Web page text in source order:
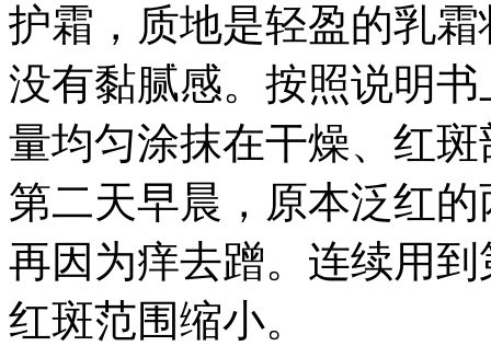
护霜，质地是轻盈的乳
没有黏腻感。按照说明
量均匀涂抹在干燥、红
第二天早晨，原本泛红
再因为痒去蹭。连续用
红斑范围缩小。